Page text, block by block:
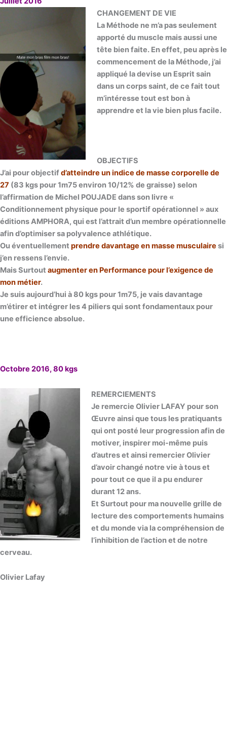
CHANGEMENT DE VIE
La Méthode ne m’a pas seulement
apporté du muscle mais aussi une
tête bien faite. En effet, peu après le
commencement de la Méthode, j’ai
appliqué la devise un Esprit sain
dans un corps saint, de ce fait tout
m’intéresse tout est bon à
apprendre et la vie bien plus facile.
OBJECTIFS
J’ai pour objectifd’atteindre un indice de masse corporelle de
27 (83 kgs pour 1m75 environ 10/12% de graisse) selon
l’affirmation de Michel POUJADE dans son livre «
Conditionnement physique pour le sportif opérationnel » aux
éditions AMPHORA, qui est l’attrait d’un membre opérationnelle
afin d’optimiser sa polyvalence athlétique.
Ou éventuellement prendre davantage en masse musculaire si
j’en ressens l’envie.
Mais Surtout augmenter en Performance pour l’exigence de
mon métier.
Je suis aujourd’hui à 80 kgs pour 1m75, je vais davantage
m’étirer et intégrer les 4 piliers qui sont fondamentaux pour
une efficience absolue.
Octobre 2016, 80 kgs
REMERCIEMENTS
Je remercie Olivier LAFAY pour son
Œuvre ainsi que tous les pratiquants
qui ont posté leur progression afin de
motiver, inspirer moi-même puis
d’autres et ainsi remercier Olivier
d’avoir changé notre vie à tous et
pour tout ce que il a pu endurer
durant 12 ans.
Et Surtout pour ma nouvelle grille de
lecture des comportements humains
et du monde via la compréhension de
l’inhibition de l’action et de notre
cerveau.
Olivier Lafay